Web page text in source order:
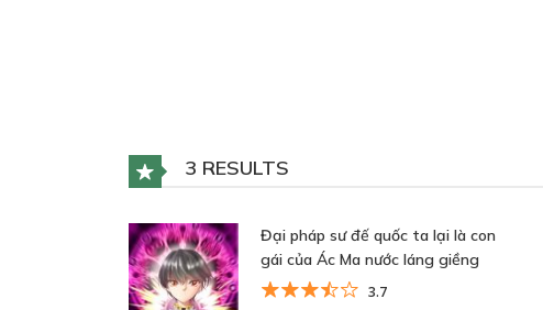
3 RESULTS
Đại pháp sư đế quốc ta lại là con
gái của Ác Ma nước láng giềng
3.7